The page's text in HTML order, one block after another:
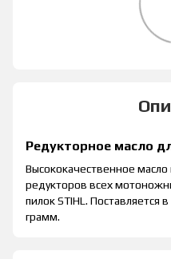
Редукторное масло
Высококачественное
редукторов всех
пилок STIHL. Поставляется
грамм.